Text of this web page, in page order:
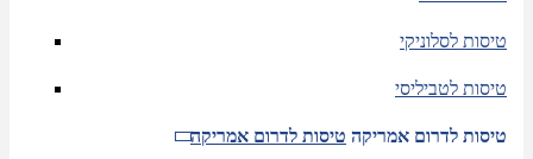
טיסות לסלוניקי
טיסות לטביליסי
טיסות לדרום אמריקה טיסות לדרום אמריקה